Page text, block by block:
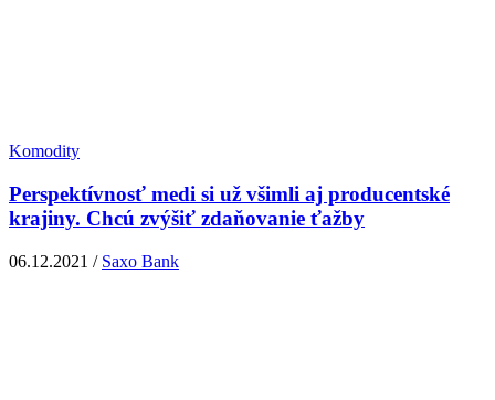
Komodity
Perspektívnosť medi si už všimli aj producentské
krajiny. Chcú zvýšiť zdaňovanie ťažby
06.12.2021 / Saxo Bank